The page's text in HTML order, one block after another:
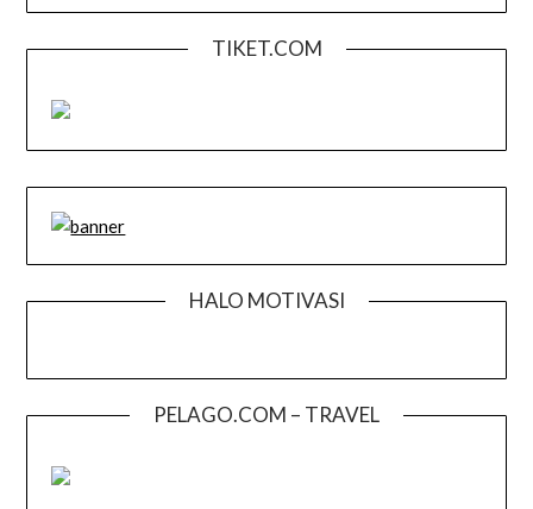
TIKET.COM
HALO MOTIVASI
PELAGO.COM – TRAVEL